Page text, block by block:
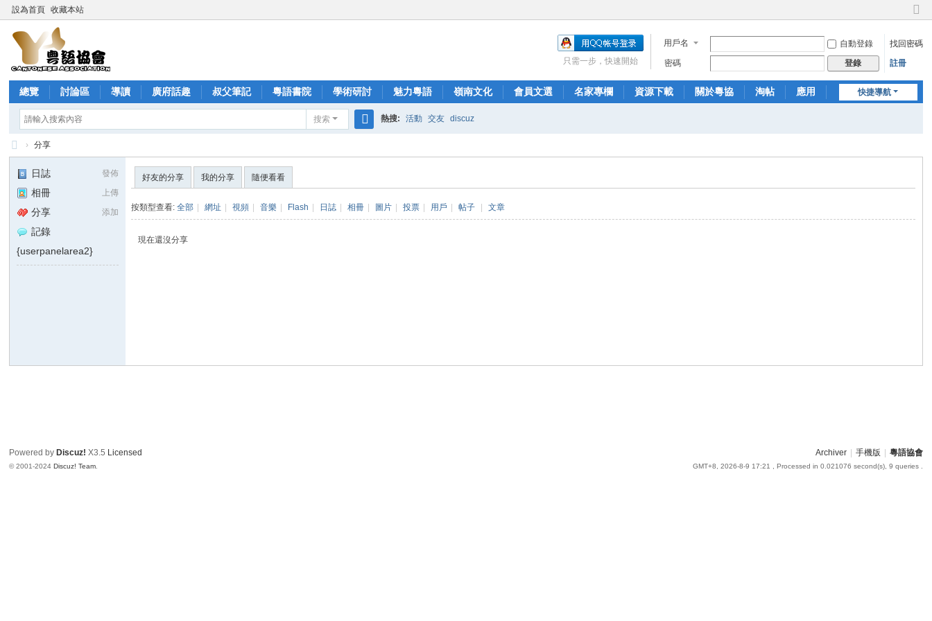
設為首頁 收藏本站
切
到
用戶名 自動登錄
找回密碼
密碼
登錄 註冊
只需一步，快速開始
快捷導航
總覽 討論區 導讀 廣府話趣 叔父筆記 粵語書院 學術研討 魅力粵語 嶺南文化 會員文選 名家專欄 資源下載 關於粵協 淘帖
應用
搜索
索
熱搜: 活動 交友 discuz
語
會
› 分享
發佈
日誌
上傳
相冊
添加
分享
記錄
{userpanelarea2}
好友的分享 我的分享 隨便看看
按類型查看:全部 網址 視頻 音樂 Flash 日誌 相冊 圖片 投票 用戶 帖子 文章
現在還沒分享
Archiver 手機版 粵語協會
GMT+8, 2026-8-9 17:21 , Processed in 0.021076 second(s), 9 queries .
Powered by Discuz! X3.5 Licensed
© 2001-2024Discuz! Team